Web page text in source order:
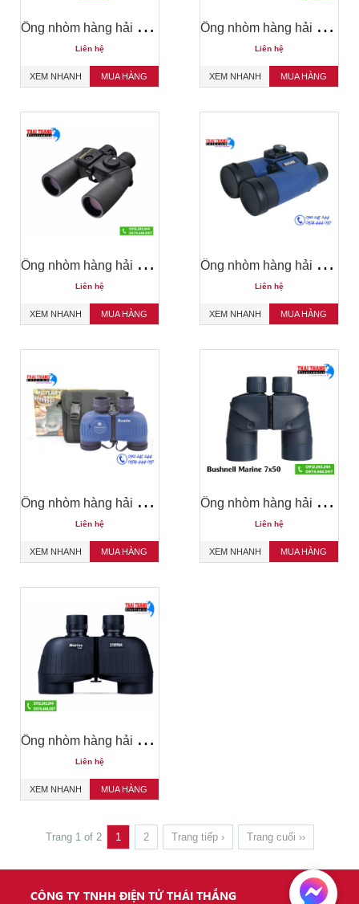
Ố
ng nhòm hàng hải giá rẻ BOSTRON 10x50
Liên hệ
XEM NHANH MUA HÀNG
Ố
ng nhòm hàng hải BARSKA DeepSea 7x50 WP Floating
Liên hệ
XEM NHANH MUA HÀNG
Ố
ng nhòm hàng hải Nikon Marine 7x50CF WP Global Compass
Liên hệ
XEM NHANH MUA HÀNG
Ố
ng nhòm hàng hải Bosma 7x50
Liên hệ
XEM NHANH MUA HÀNG
Ố
ng nhòm hàng hải Bosile Mentch Compass 7x35
Liên hệ
XEM NHANH MUA HÀNG
Ố
ng nhòm hàng hải Bushnell Marine 7x50
Liên hệ
XEM NHANH MUA HÀNG
Ố
ng nhòm hàng hải Steiner Marine 7x50
Liên hệ
XEM NHANH MUA HÀNG
Trang 1 of 2 1 2 Trang tiếp › Trang cuối ››
CÔNG TY TNHH ĐIỆN TỬ THÁI THẮNG